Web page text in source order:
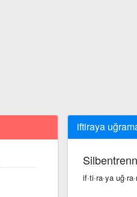
iftiraya
if·ti·ra·ya